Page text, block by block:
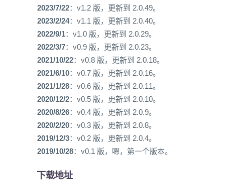
2023/7/22：v1.2 版，更新到 2.0.49。
2023/2/24：v1.1 版，更新到 2.0.40。
2022/9/1：v1.0 版，更新到 2.0.29。
2022/3/7：v0.9 版，更新到 2.0.23。
2021/10/22：v0.8 版，更新到 2.0.18。
2021/6/10：v0.7 版，更新到 2.0.16。
2021/1/28：v0.6 版，更新到 2.0.11。
2020/12/2：v0.5 版，更新到 2.0.10。
2020/8/26：v0.4 版，更新到 2.0.9。
2020/2/20：v0.3 版，更新到 2.0.8。
2019/12/3：v0.2 版，更新到 2.0.4。
2019/10/28：v0.1 版，嗯，第一个版本。
下载地址